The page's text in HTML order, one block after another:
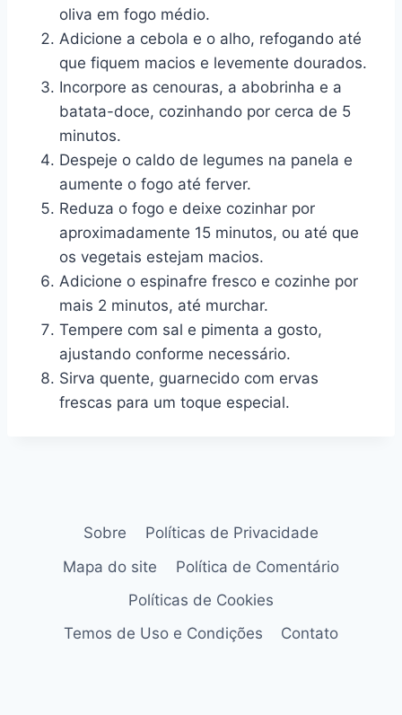
oliva em fogo médio.
Adicione a cebola e o alho, refogando até
que fiquem macios e levemente dourados.
Incorpore as cenouras, a abobrinha e a
batata-doce, cozinhando por cerca de 5
minutos.
Despeje o caldo de legumes na panela e
aumente o fogo até ferver.
Reduza o fogo e deixe cozinhar por
aproximadamente 15 minutos, ou até que
os vegetais estejam macios.
Adicione o espinafre fresco e cozinhe por
mais 2 minutos, até murchar.
Tempere com sal e pimenta a gosto,
ajustando conforme necessário.
Sirva quente, guarnecido com ervas
frescas para um toque especial.
Sobre
Políticas de Privacidade
Mapa do site
Política de Comentário
Políticas de Cookies
Temos de Uso e Condições
Contato